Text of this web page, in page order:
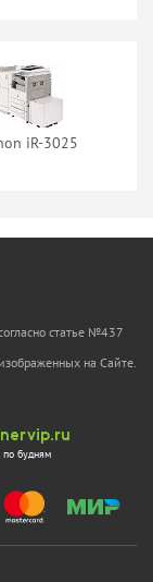
iR-3025
статье №437
на Сайте.
по будням